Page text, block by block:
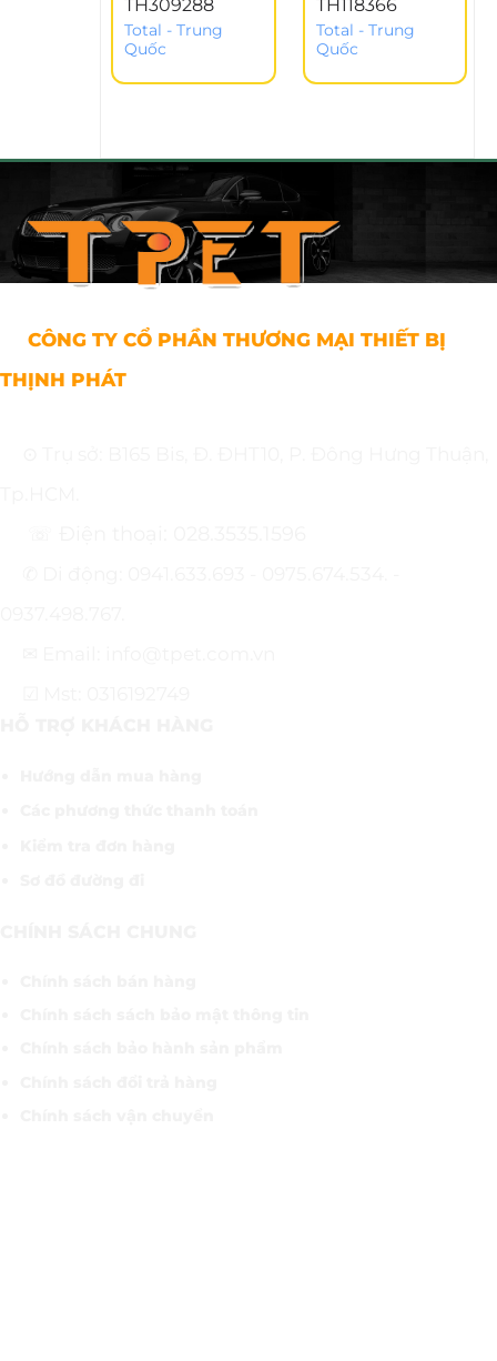
TH309288
Total - Trung
Quốc
TH118366
Total - Trung
Quốc
CÔNG TY CỔ PHẦN THƯƠNG MẠI THIẾT BỊ
THỊNH PHÁT